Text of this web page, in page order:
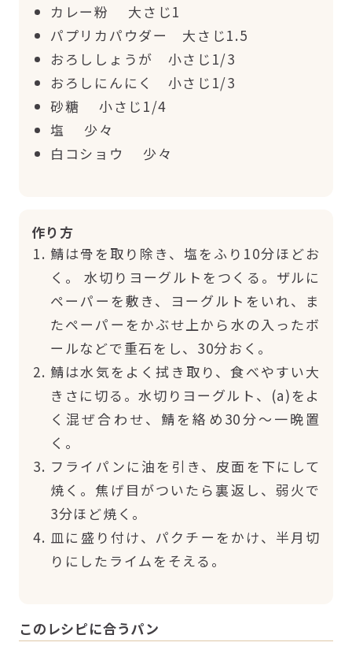
カレー粉 大さじ1
パプリカパウダー 大さじ1.5
おろししょうが 小さじ1/3
おろしにんにく 小さじ1/3
砂糖 小さじ1/4
塩 少々
白コショウ 少々
作り方
鯖は骨を取り除き、塩をふり10分ほどお
く。 水切りヨーグルトをつくる。ザルに
ペーパーを敷き、ヨーグルトをいれ、ま
たペーパーをかぶせ上から水の入ったボ
ールなどで重石をし、30分おく。
鯖は水気をよく拭き取り、食べやすい大
きさに切る。水切りヨーグルト、(a)をよ
く混ぜ合わせ、鯖を絡め30分～一晩置
く。
フライパンに油を引き、皮面を下にして
焼く。焦げ目がついたら裏返し、弱火で
3分ほど焼く。
皿に盛り付け、パクチーをかけ、半月切
りにしたライムをそえる。
このレシピに合うパン